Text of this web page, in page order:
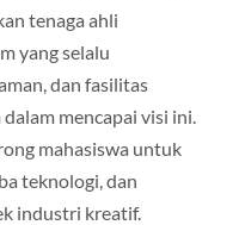
tenaga ahli
yang selalu
dan fasilitas
mencapai visi ini.
mahasiswa untuk
teknologi, dan
industri kreatif.